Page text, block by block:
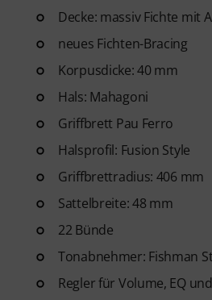
Decke: massiv Fichte mit
neues Fichten-Bracing
Korpusdicke: 40 mm
Hals: Mahagoni
Griffbrett Pau Ferro
Halsprofil: Fusion Style
Griffbrettradius: 406 mm
Sattelbreite: 48 mm
22 Bünde
Tonabnehmer: Fishman
Regler für Volume, EQ